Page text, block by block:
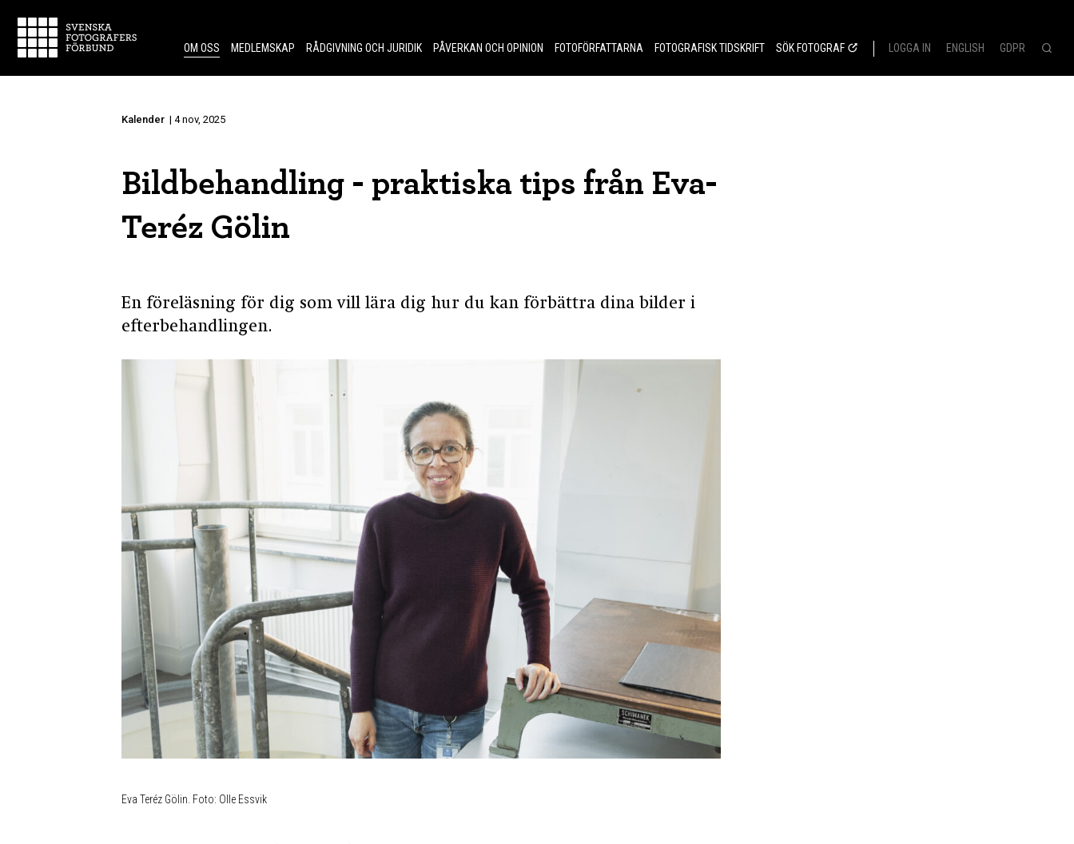
Skip to content.
OM OSS
MEDLEMSKAP RÅDGIVNING OCH JURIDIK PÅVERKAN OCH OPINION FOTOFÖRFATTARNA FOTOGRAFISK TIDSKRIFT SÖK FOTOGRAF LOGGA IN ENGLISH GDPR
Kalender | 4 nov, 2025
Bildbehandling - praktiska tips från Eva-
Teréz Gölin
En föreläsning för dig som vill lära dig hur du kan förbättra dina bilder i
efterbehandlingen.
Eva Teréz Gölin. Foto: Olle Essvik